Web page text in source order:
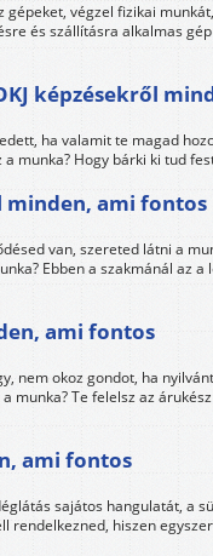
gépeket, végzel fizikai
és szállításra alkalmas
képzésekről
ha valamit te magad
munka? Hogy bárki ki tud
minden, ami fontos
van, szereted látni a
Ebben a szakmánál az a
ami fontos
nem okoz gondot, ha
munka? Te felelsz az
ami fontos
sajátos hangulatát, a
rendelkezned, hiszen